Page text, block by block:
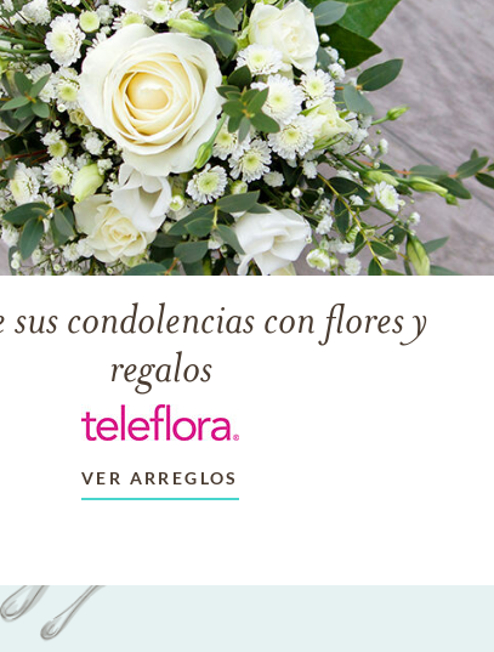
sus condolencias con flores y
regalos
VER ARREGLOS